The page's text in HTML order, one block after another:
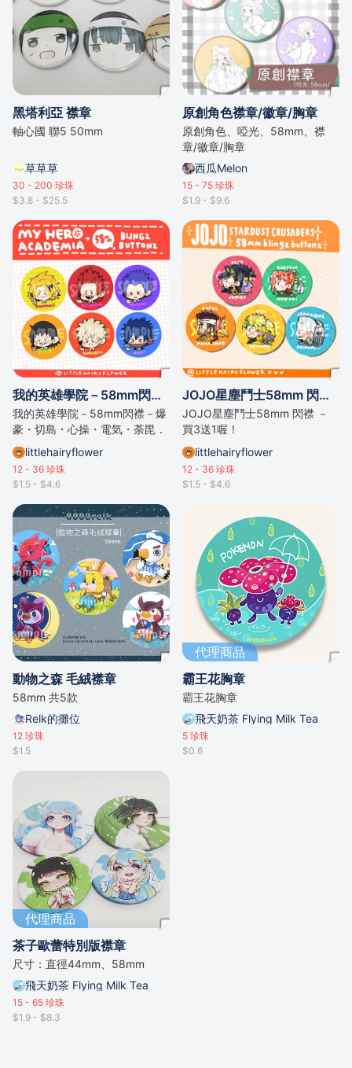
黑塔利亞 襟章
軸心國 聯5 50mm
草草草
30 - 200 珍珠
$3.8 - $25.5
原創角色襟章/徽章/胸章
原創角色、啞光、58mm、襟
章/徽章/胸章
西瓜Melon
15 - 75 珍珠
$1.9 - $9.6
我的英雄學院－58mm閃襟－全6款
我的英雄學院－58mm閃襟－爆
豪・切島・心操・電気・荼毘．
瀬呂
littlehairyflower
12 - 36 珍珠
$1.5 - $4.6
JOJO星塵鬥士58mm 閃襟 － 全5款
JOJO星塵鬥士58mm 閃襟 －
買3送1喔！
littlehairyflower
12 - 36 珍珠
$1.5 - $4.6
動物之森 毛絨襟章
58mm 共5款
Relk的攤位
12 珍珠
$1.5
代理商品
霸王花胸章
霸王花胸章
飛天奶茶 Flying Milk Tea
5 珍珠
$0.6
代理商品
茶子歐蕾特別版襟章
尺寸：直徑44mm、58mm
飛天奶茶 Flying Milk Tea
15 - 65 珍珠
$1.9 - $8.3